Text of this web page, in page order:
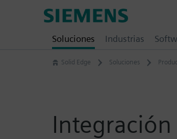
Solid Edge Soluciones
Integración
Soluciones Industrias